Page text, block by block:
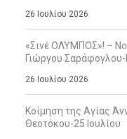
26 Ιουλίου 2026
«Σινέ ΟΛΥΜΠΟΣ»! –
Γιώργου
26 Ιουλίου 2026
Κοίμηση της Αγίας
Θεοτόκου-25 Ιουλίου